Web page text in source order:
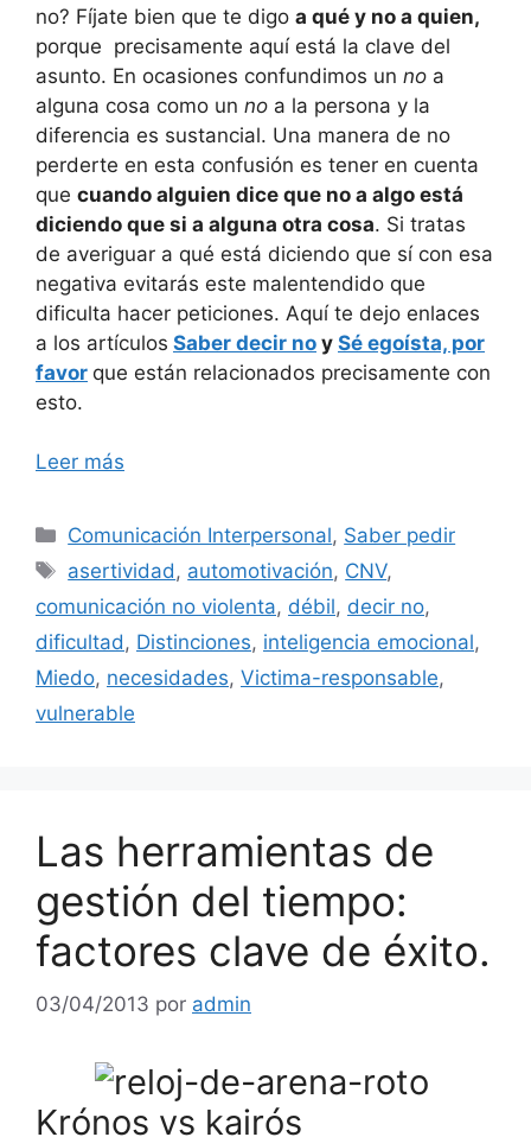
no? Fíjate bien que te digo a qué y no a quien,
porque precisamente aquí está la clave del
asunto. En ocasiones confundimos un no a
alguna cosa como un no a la persona y la
diferencia es sustancial. Una manera de no
perderte en esta confusión es tener en cuenta
que cuando alguien dice que no a algo está
diciendo que si a alguna otra cosa. Si tratas
de averiguar a qué está diciendo que sí con esa
negativa evitarás este malentendido que
dificulta hacer peticiones. Aquí te dejo enlaces
a los artículos Saber decir no y Sé egoísta, por
favor que están relacionados precisamente con
esto.
Leer más
Categorías
Comunicación Interpersonal, Saber pedir
Etiquetas
asertividad, automotivación, CNV,
comunicación no violenta, débil, decir no,
dificultad, Distinciones, inteligencia emocional,
Miedo, necesidades, Victima-responsable,
vulnerable
Las herramientas de
gestión del tiempo:
factores clave de éxito.
03/04/2013 por admin
Krónos vs kairós